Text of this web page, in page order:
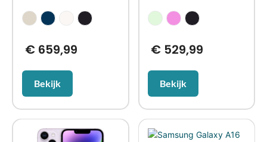
€659,99
Bekijk
€ 529,99
Bekijk